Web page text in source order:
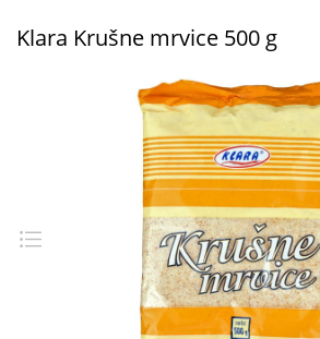
Klara Krušne mrvice 500 g